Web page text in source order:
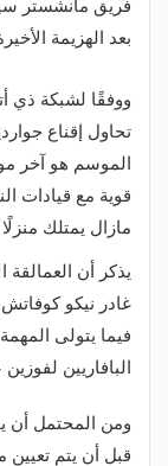
فريق مانشستر
بعد الهزيمة
ووفقًا لشبكة ذي
تحاول إقناع
الموسم هو آخر
مازال يمتلك
يذكر أن العمالقة
غادر نيكو كوفاتش
فيما يتولى
البافاريين
ومن المحتمل أن
قبل أن يتم